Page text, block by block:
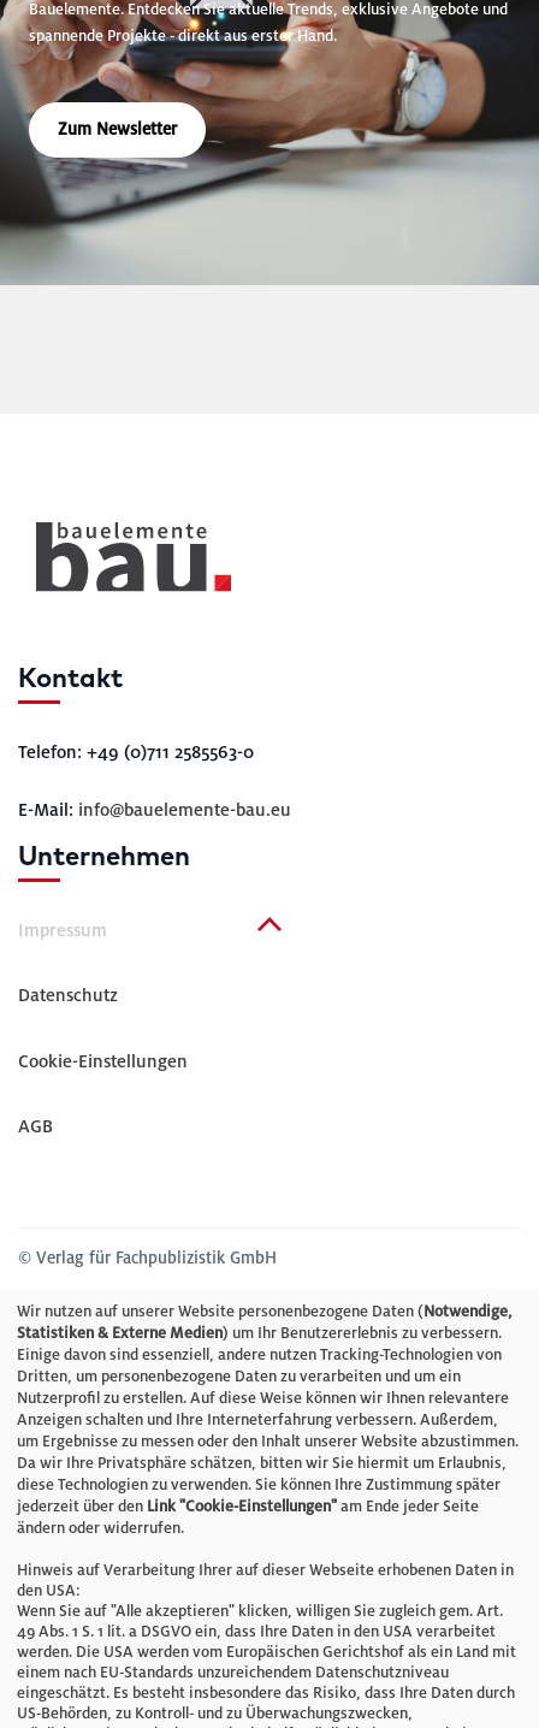
Bauelemente. Entdecken Sie aktuelle Trends, exklusive Angebote und
spannende Projekte - direkt aus erster Hand.
Zum Newsletter
Kontakt
Telefon: +49 (0)711 2585563-0
E-Mail: info@bauelemente-bau.eu
Unternehmen
Impressum
Datenschutz
Cookie-Einstellungen
AGB
© Verlag für Fachpublizistik GmbH
Wir nutzen auf unserer Website personenbezogene Daten (Notwendige,
Statistiken & Externe Medien) um Ihr Benutzererlebnis zu verbessern.
Einige davon sind essenziell, andere nutzen Tracking-Technologien von
Dritten, um personenbezogene Daten zu verarbeiten und um ein
Nutzerprofil zu erstellen. Auf diese Weise können wir Ihnen relevantere
Anzeigen schalten und Ihre Interneterfahrung verbessern. Außerdem,
um Ergebnisse zu messen oder den Inhalt unserer Website abzustimmen.
Da wir Ihre Privatsphäre schätzen, bitten wir Sie hiermit um Erlaubnis,
diese Technologien zu verwenden. Sie können Ihre Zustimmung später
jederzeit über den Link "Cookie-Einstellungen" am Ende jeder Seite
ändern oder widerrufen.
Hinweis auf Verarbeitung Ihrer auf dieser Webseite erhobenen Daten in
den USA:
Wenn Sie auf "Alle akzeptieren" klicken, willigen Sie zugleich gem. Art.
49 Abs. 1 S. 1 lit. a DSGVO ein, dass Ihre Daten in den USA verarbeitet
werden. Die USA werden vom Europäischen Gerichtshof als ein Land mit
einem nach EU-Standards unzureichendem Datenschutzniveau
eingeschätzt. Es besteht insbesondere das Risiko, dass Ihre Daten durch
US-Behörden, zu Kontroll- und zu Überwachungszwecken,